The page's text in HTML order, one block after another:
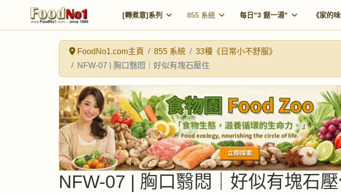
[轉煮意]系列 855 系統 每日"3 餸一湯" 《家的
FoodNo1.com主頁 855 系統
33種《日常小不舒服》
NFW-07 | 胸口翳悶｜好似有塊石壓住
NFW-07 | 胸口翳悶｜好似有塊石